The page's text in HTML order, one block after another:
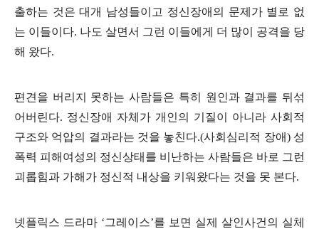
출하는 것은 대개 남성들이고 정신장애의 문제가 별로 없
는 이들이다. 나도 살면서 그런 이들에게 더 많이 공격을 당
해 왔다.
편견을 버리지 못하는 사람들은 특히 원인과 결과를 뒤섞
어버린다. 정신장애 자체가 개인의 기질이 아니라 사회적
구조와 억압의 결과라는 것을 놓친다.(사회심리적 장애) 성
폭력 피해여성의 정신상태를 비난하는 사람들은 바로 그런
괴롭힘과 가해가 정신적 내상을 키워왔다는 것을 못 본다.
넷플릭스 드라마 ‘그레이스’를 보면 실제 살인사건의 실체